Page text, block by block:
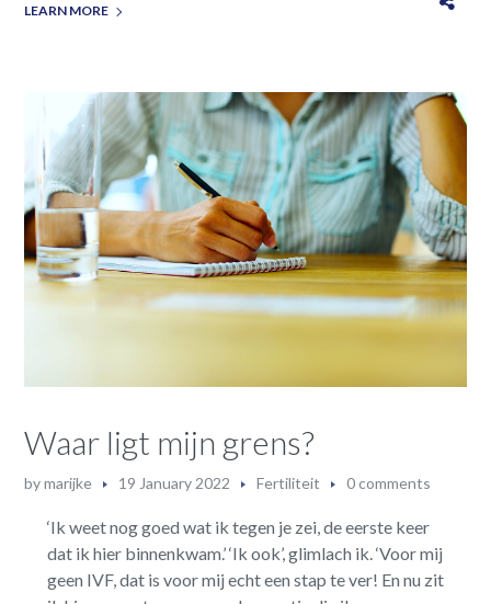
LEARN MORE
Waar ligt mijn grens?
bymarijke 19 January 2022 Fertiliteit 0 comments
‘Ik weet nog goed wat ik tegen je zei, de eerste keer
dat ik hier binnenkwam.’ ‘Ik ook’, glimlach ik. ‘Voor mij
geen IVF, dat is voor mij echt een stap te ver! En nu zit